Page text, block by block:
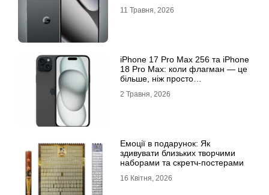
11 Травня, 2026
iРhone 17 Рro Мax 256 та iРhone
18 Рro Мax: коли флагман — це
більше, ніж просто
2 Травня, 2026
Емоції в подарунок: Як
здивувати близьких творчими
наборами та скретч-постерами
16 Квітня, 2026